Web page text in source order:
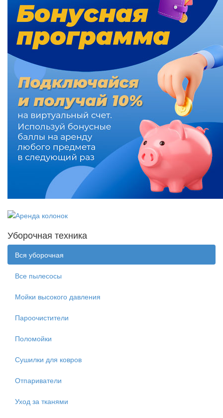
Уборочная техника
Вся уборочная
Все пылесосы
Мойки высокого давления
Пароочистители
Поломойки
Сушилки для ковров
Отпариватели
Уход за тканями